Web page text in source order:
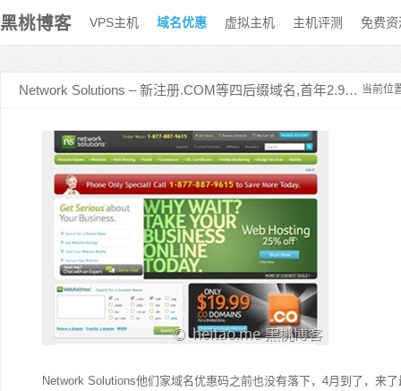
黑桃博客 VPS主机 域名优惠 虚拟主机 主机评测 免费资
当前位
Network Solutions – 新注册.COM等四后缀域名,首年2.95美元
Network Solutions他们家域名优惠码之前也没有落下，4月到了，来